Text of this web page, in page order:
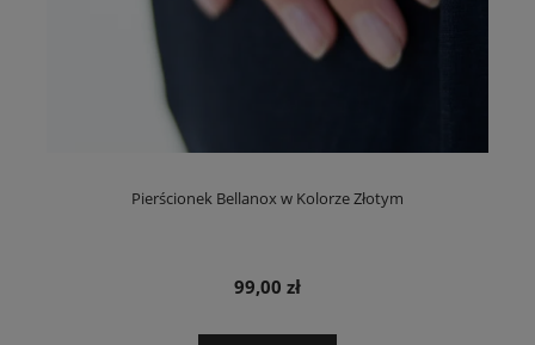
Pierścionek Bellanox w Kolorze Złotym
99,00 zł